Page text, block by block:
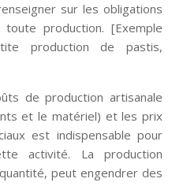
sur les obligations
production. [Exemple
production de pastis,
de production artisanale
et le matériel) et les prix
est indispensable pour
activité. La production
peut engendrer des